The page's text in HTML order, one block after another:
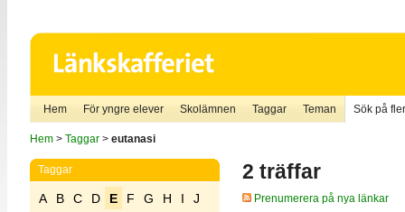
Hem För yngre elever Skolämnen Taggar Teman Sök på
Hem> Taggar> eutanasi
Taggar
A B C D E F G H I
J
2 träffar
Prenumerera på nya länkar